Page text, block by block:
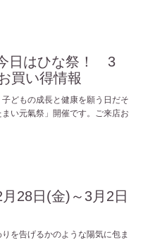
日はひな祭！ 3
買い得情報
どもの成長と健康を願う日だそ
い元氣祭」開催です。ご来店お
28日(金)～3月2日
を告げるかのような陽気に包ま